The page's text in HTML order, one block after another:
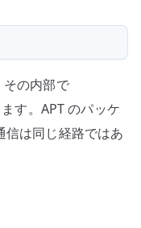
の内部で
す。APT のパッケ
信は同じ経路ではあ